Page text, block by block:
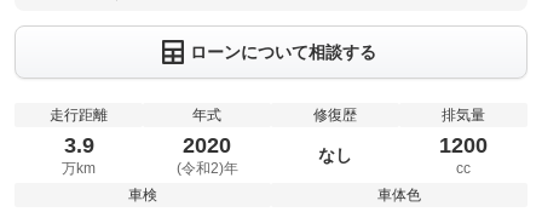
ローンについて相談する
走行距離
3.9
万km
年式
2020
(令和2)年
修復歴
なし
排気量
1200
cc
車検
車体色